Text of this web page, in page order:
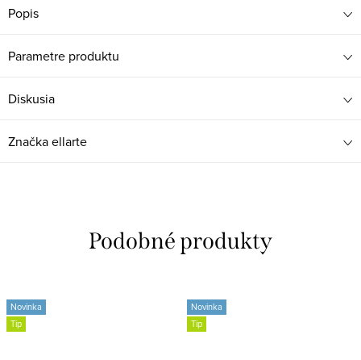
Popis
Parametre produktu
Diskusia
Značkaellarte
Novinka
Tip
Novinka
Tip